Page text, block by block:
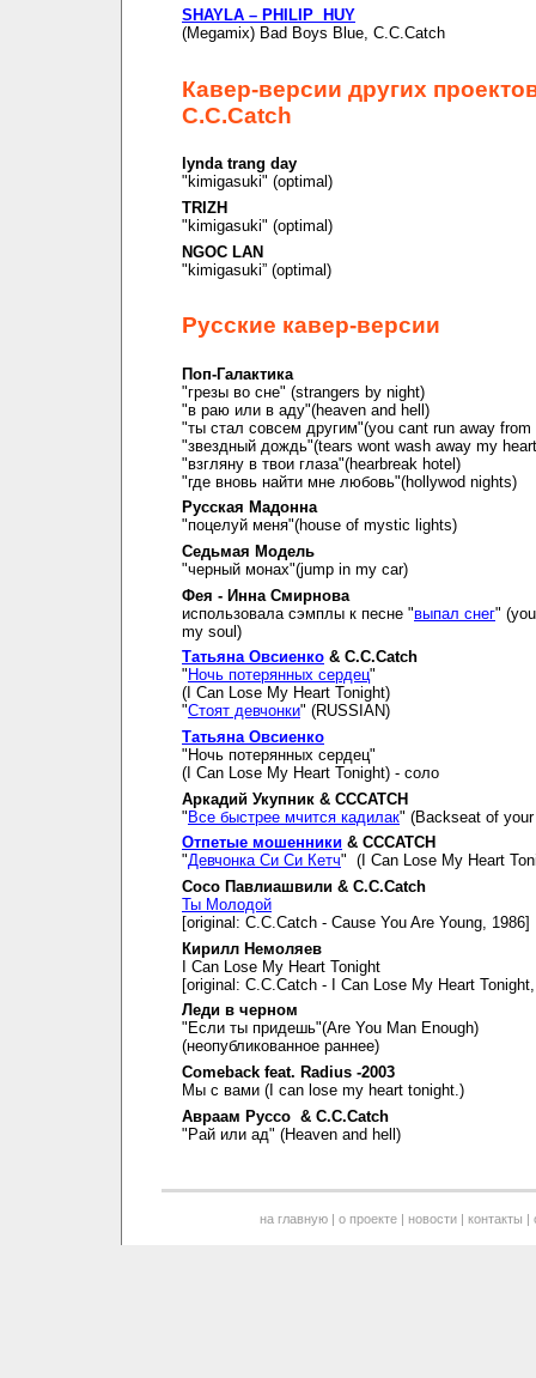
SHAYLA – PHILIP HUY
(Megamix) Bad Boys Blue, C.C.Catch
Кавер-версии других
C.C.Catch
lynda trang day
"kimigasuki" (optimal)
TRIZH
"kimigasuki" (optimal)
NGOC LAN
"kimigasuki” (optimal)
Русские кавер-версии
Поп-Галактика
"грезы во сне" (strangers by night)
"в раю или в аду"(heaven and hell)
"ты стал совсем другим"(you cant run away from
"звездный дождь"(tears wont wash away my
"взгляну в твои глаза"(hearbreak hotel)
"где вновь найти мне любовь"(hollywod nights)
Русская Мадонна
"поцелуй меня"(house of mystic lights)
Седьмая Модель
"черный монах"(jump in my car)
Фея - Инна Смирнова
использовала сэмплы к песне "выпал снег"
my soul)
Татьяна Овсиенко & C.C.Catch
" Ночь потерянных сердец"
(I Can Lose My Heart Tonight)
"Стоят девчонки" (RUSSIAN)
Татьяна Овсиенко
"Ночь потерянных сердец"
(I Can Lose My Heart Tonight) - соло
Аркадий Укупник & CCCATCH
"Все быстрее мчится кадилак" (Backseat of
Отпетые мошенники & CCCATCH
"Девчонка Си Си Кетч" (I Can Lose My Heart
Сосо Павлиашвили & C.C.Catch
Ты Молодой
[original: C.C.Catch - Cause You Are Young, 1986]
Кирилл Немоляев
I Can Lose My Heart Tonight
[original: C.C.Catch - I Can Lose My Heart
Леди в черном
"Если ты придешь"(Are You Man Enough)
(неопубликованное раннее)
Comeback feat. Radius -2003
Мы с вами (I can lose my heart tonight.)
Авраам Руссо & C.C.Catch
"Рай или ад" (Heaven and hell)
на главную| о проекте| новости| контакты |